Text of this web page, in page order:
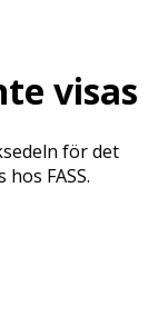
visas
för det
FASS.